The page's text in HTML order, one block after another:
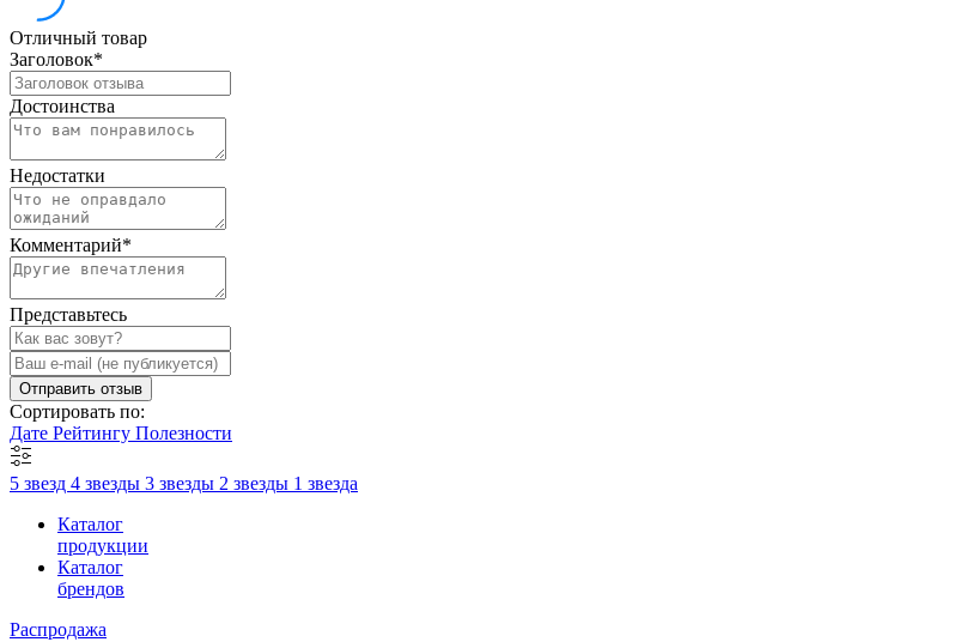
Отличный товар
Заголовок*
Достоинства
Недостатки
Комментарий*
Представьтесь
Отправить отзыв
Сортировать по:
Дате Рейтингу Полезности
5 звезд 4 звезды 3 звезды 2 звезды 1 звезда
Каталог
продукции
Каталог
брендов
Распродажа